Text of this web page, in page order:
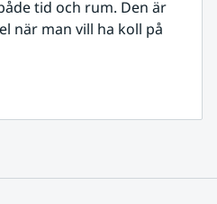
tid och rum. Den är
när man vill ha koll på